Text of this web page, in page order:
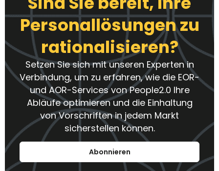
Personallösungen zu
rationalisieren?
Setzen Sie sich mit unseren Experten in
Verbindung, um zu erfahren, wie die EOR-
und AOR-Services von People2.0 Ihre
Abläufe optimieren und die Einhaltung
von Vorschriften in jedem Markt
sicherstellen können.
Abonnieren